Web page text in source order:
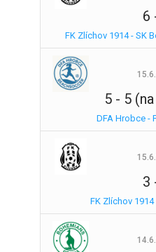
6
FK Zlíchov 1914 - SK
5- 5
DFA Hrobce -
3
FK Zlíchov 1914